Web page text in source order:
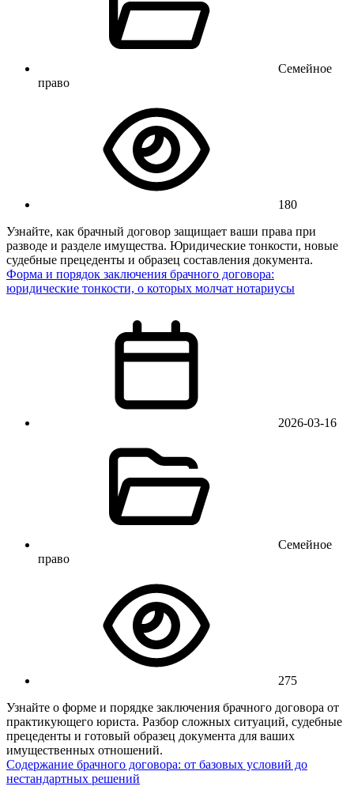
Семейное
право
180
Узнайте, как брачный договор защищает ваши права при
разводе и разделе имущества. Юридические тонкости, новые
судебные прецеденты и образец составления документа.
Форма и порядок заключения брачного договора:
юридические тонкости, о которых молчат нотариусы
2026-03-16
Семейное
право
275
Узнайте о форме и порядке заключения брачного договора от
практикующего юриста. Разбор сложных ситуаций, судебные
прецеденты и готовый образец документа для ваших
имущественных отношений.
Содержание брачного договора: от базовых условий до
нестандартных решений